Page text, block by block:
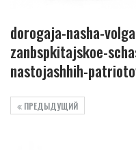
dorogaja-nasha-
zanbspkitajskoe-
nastojashhih-
ПРЕДЫДУЩИЙ